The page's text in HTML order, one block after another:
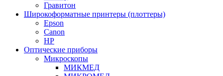
Гравитон
Широкоформатные принтеры (плоттеры)
Epson
Canon
HP
Оптические приборы
Микроскопы
МИКМЕД